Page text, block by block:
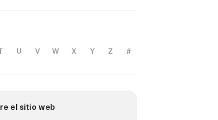
U V W X Y Z #
el sitio web